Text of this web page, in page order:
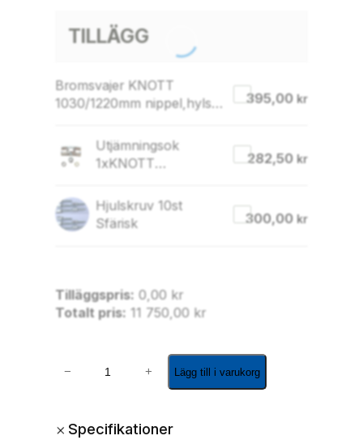
TILLÄGG
Bromsvajer KNOTT
1030/1220mm nippel,hylsa
395,00 kr
Utjämningsok
1xKNOTT
282,50 kr
Hjulskruv 10st
Sfärisk
300,00 kr
Tilläggspris: 0,00 kr
Totalt pris: 11 750,00 kr
K
− + Lägg till i varukorg
+Specifikationer